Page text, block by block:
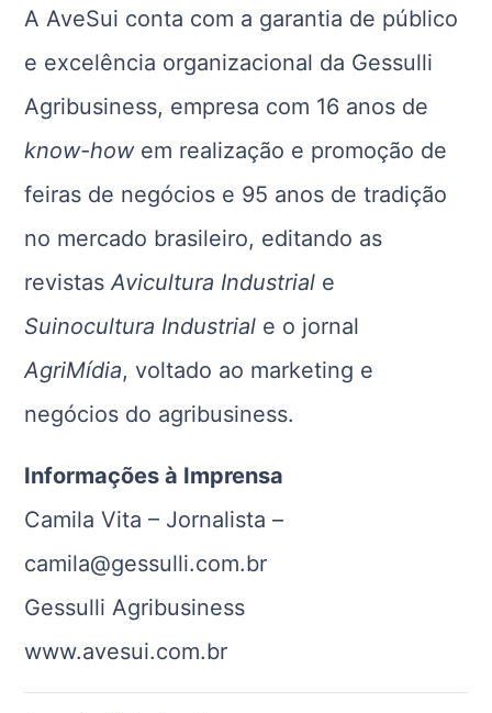
A AveSui conta com a garantia de público
e excelência organizacional da Gessulli
Agribusiness, empresa com 16 anos de
know-howem realização e promoção de
feiras de negócios e 95 anos de tradição
no mercado brasileiro, editando as
revistasAvicultura Industrial e
Suinocultura Industrial e o jornal
AgriMídia, voltado ao marketing e
negócios do agribusiness.
Informações à Imprensa
Camila Vita – Jornalista –
camila@gessulli.com.br
Gessulli Agribusiness
www.avesui.com.br